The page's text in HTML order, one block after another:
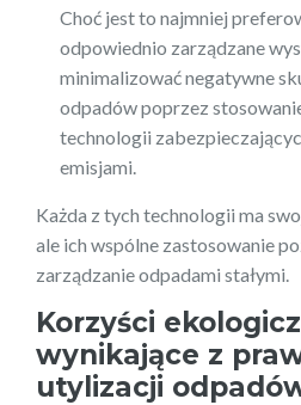
Choć jest to najmniej
odpowiednio zarządzane
minimalizować negatywne
odpadów poprzez
technologii
emisjami.
Każda z tych technologii ma
ale ich wspólne zastosowanie
zarządzanie odpadami stałymi.
Korzyści
wynikające z
utylizacji